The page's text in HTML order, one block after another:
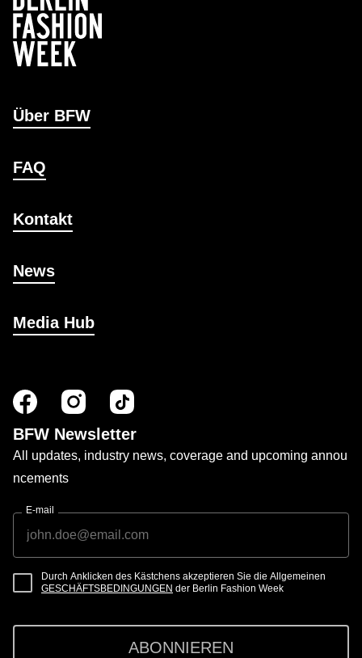
Über BFW
FAQ
Kontakt
News
Media Hub
BFW Newsletter
All updates, industry news, coverage and upcoming annou
ncements
E-mail
Durch Anklicken des Kästchens akzeptieren Sie die Allgemeinen
GESCHÄFTSBEDINGUNGEN der Berlin Fashion Week
ABONNIEREN